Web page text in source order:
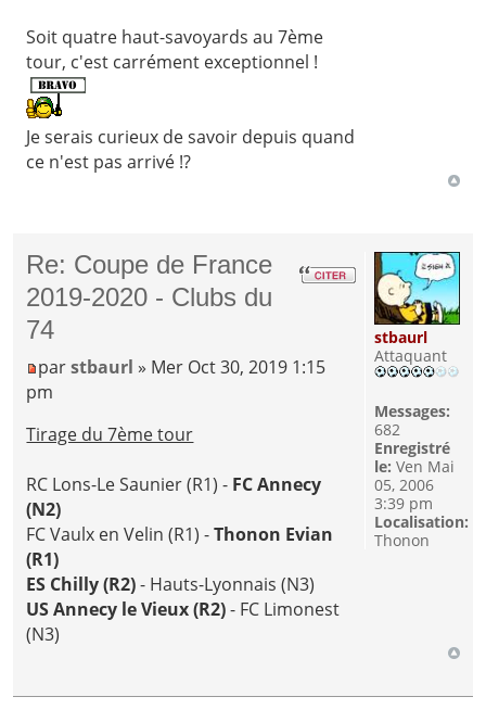
Soit quatre haut-savoyards au 7ème
tour, c'est carrément exceptionnel !
Je serais curieux de savoir depuis quand
ce n'est pas arrivé !?
Re: Coupe de France
2019-2020 - Clubs du
74
parstbaurl » Mer Oct 30, 2019 1:15
pm
Tirage du 7ème tour
RC Lons-Le Saunier (R1) - FC Annecy
(N2)
FC Vaulx en Velin (R1) -Thonon Evian
(R1)
ES Chilly (R2)- Hauts-Lyonnais (N3)
US Annecy le Vieux (R2)- FC Limonest
(N3)
stbaurl
Attaquant
Messages:
682
Enregistré
le: Ven Mai
05, 2006
3:39 pm
Localisation:
Thonon